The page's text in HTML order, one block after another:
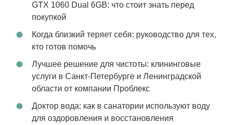
GTX 1060 Dual 6GB: что стоит знать перед
покупкой
Когда близкий теряет себя: руководство для тех,
кто готов помочь
Лучшее решение для чистоты: клининговые
услуги в Санкт-Петербурге и Ленинградской
области от компании Проблекс
Доктор вода: как в санатории используют воду
для оздоровления и восстановления